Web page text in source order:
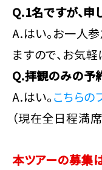
Q.1名ですが、申
A.はい。お一人
ますので、お気
Q.拝観のみの予
A.はい。こちらの
（現在全日程満席
本ツアーの募集